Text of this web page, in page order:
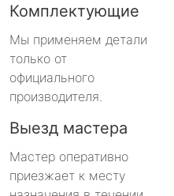
Комплектующие
Мы применяем детали
только от
официального
производителя.
Выезд мастера
Мастер оперативно
приезжает к месту